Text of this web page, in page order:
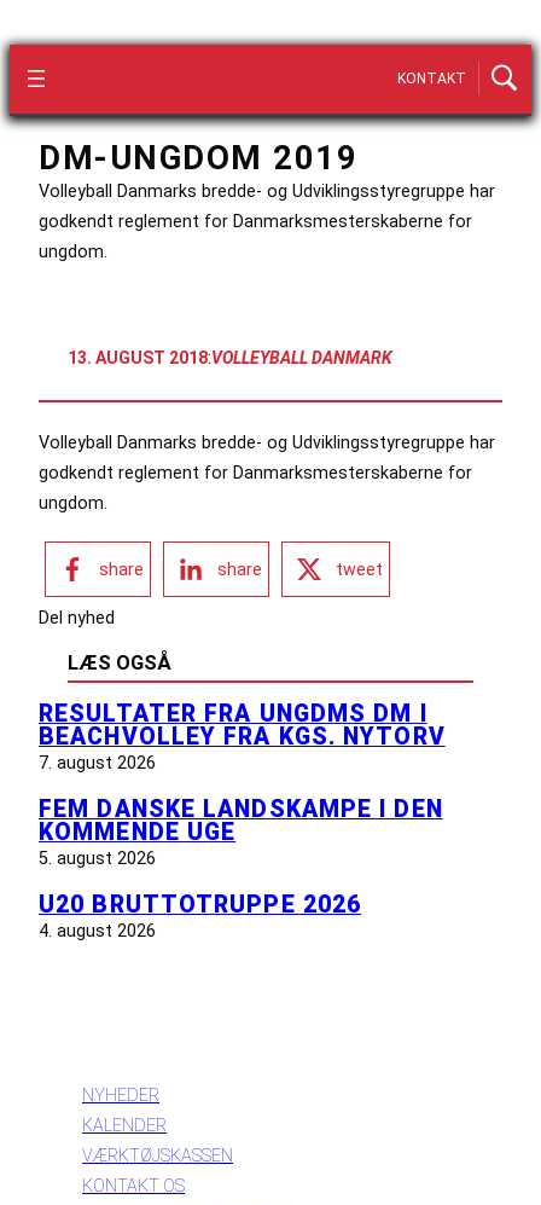
KONTAKT
DM-UNGDOM 2019
Volleyball Danmarks bredde- og Udviklingsstyregruppe har
godkendt reglement for Danmarksmesterskaberne for
ungdom.
13. AUGUST 2018:VOLLEYBALL DANMARK
Volleyball Danmarks bredde- og Udviklingsstyregruppe har
godkendt reglement for Danmarksmesterskaberne for
ungdom.
share share tweet
Del nyhed
LÆS OGSÅ
RESULTATER FRA UNGDMS DM I
BEACHVOLLEY FRA KGS. NYTORV
7. august 2026
FEM DANSKE LANDSKAMPE I DEN
KOMMENDE UGE
5. august 2026
U20 BRUTTOTRUPPE 2026
4. august 2026
NYHEDER
KALENDER
VÆRKTØJSKASSEN
KONTAKT OS